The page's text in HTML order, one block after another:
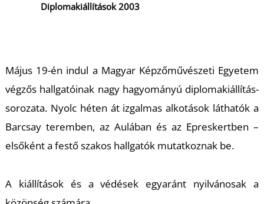
Diplomakiállítások 2003
Május 19-én indul a Magyar Képzőművészeti Egyetem
végzős hallgatóinak nagy hagyományú diplomakiállítás-
sorozata. Nyolc héten át izgalmas alkotások láthatók a
Barcsay teremben, az Aulában és az Epreskertben –
elsőként a festő szakos hallgatók mutatkoznak be.
A kiállítások és a védések egyaránt nyilvánosak a